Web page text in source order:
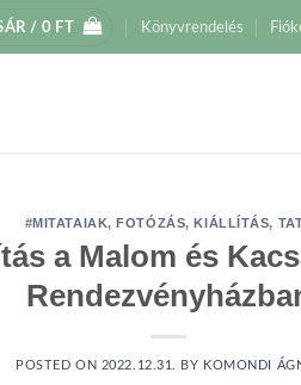
/ 0 FT Könyvrendelés
#MITATAIAK,FOTÓZÁS,KIÁLLÍTÁS,
a Malom és
POSTED ON 2022.12.31. BY KOMONDI